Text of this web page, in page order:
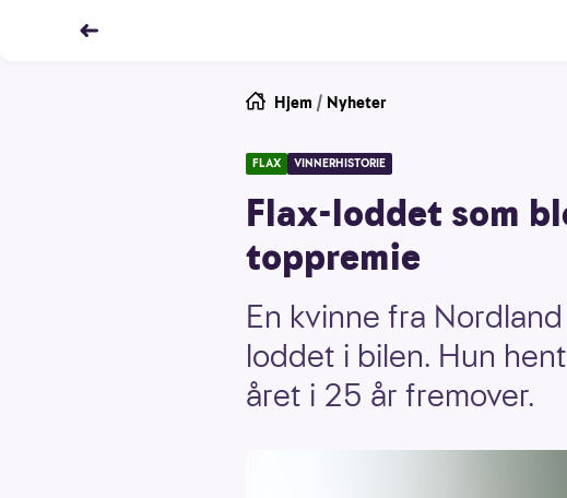
Hjem / Nyheter
FLAX VINNERHISTORIE
Flax-loddet som
toppremie
En kvinne fra
loddet i bilen. Hun
året i 25 år fremover.